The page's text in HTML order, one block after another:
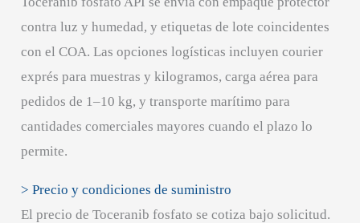
contra luz y humedad, y etiquetas de lote coincidentes
con el COA. Las opciones logísticas incluyen courier
exprés para muestras y kilogramos, carga aérea para
pedidos de 1–10 kg, y transporte marítimo para
cantidades comerciales mayores cuando el plazo lo
permite.
> Precio y condiciones de suministro
El precio de Toceranib fosfato se cotiza bajo solicitud.